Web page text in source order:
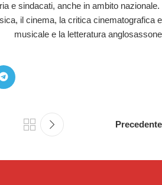
e sindacati, anche in ambito nazionale.
il cinema, la critica cinematografica e
musicale e la letteratura anglosassone
Precedente